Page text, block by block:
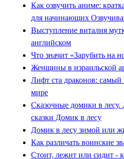
Как озвучить аниме:
для начинающих
Выступление виталия
английском
Что значит «Зарубить на
Женщины в израильской
Лифт ста драконов:
мире
Сказочные домики в лесу.
сказки Домик в лесу
Домик в лесу зимой или
Как различать воинские
Cтоит, лежит или сидит -